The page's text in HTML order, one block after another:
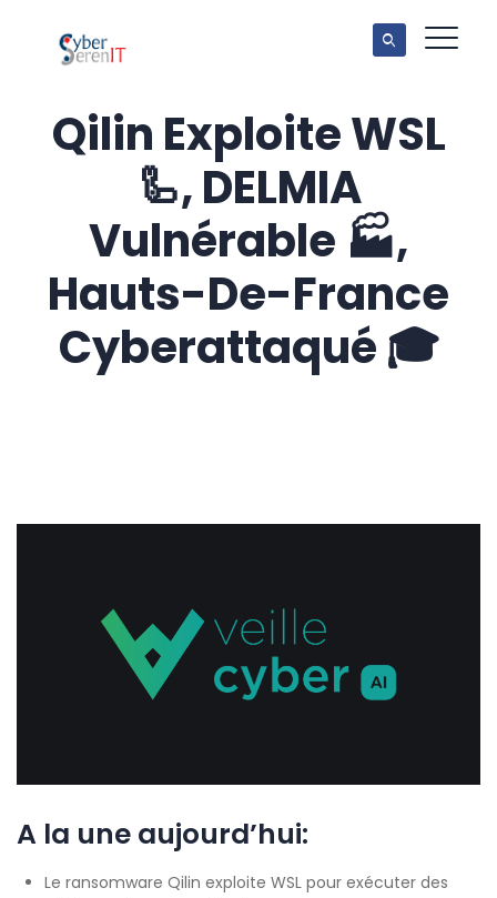
Qilin Exploite WSL
🦾, DELMIA
Vulnérable 🏭,
Hauts-De-France
Cyberattaqué 🎓
A la une aujourd’hui:
Le ransomware Qilin exploite WSL pour exécuter des